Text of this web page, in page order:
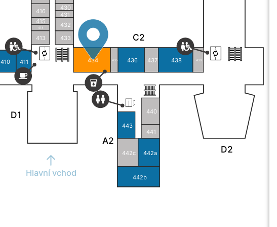
433
432
430
431
414
415
413
416
410 411
440
442c
443
442b
442a
441
434 435 436 437 438 439
D1
C2
A2
D2
Hlavní vchod